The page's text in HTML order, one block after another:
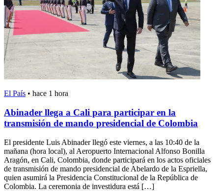
El País • hace 1 hora
Abinader llega a Cali para participar en la
transmisión de mando presidencial de Colombia
El presidente Luis Abinader llegó este viernes, a las 10:40 de la
mañana (hora local), al Aeropuerto Internacional Alfonso Bonilla
Aragón, en Cali, Colombia, donde participará en los actos oficiales
de transmisión de mando presidencial de Abelardo de la Espriella,
quien asumirá la Presidencia Constitucional de la República de
Colombia. La ceremonia de investidura está […]